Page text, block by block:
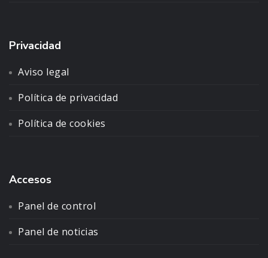
Privacidad
Aviso legal
Política de privacidad
Política de cookies
Accesos
Panel de control
Panel de noticias